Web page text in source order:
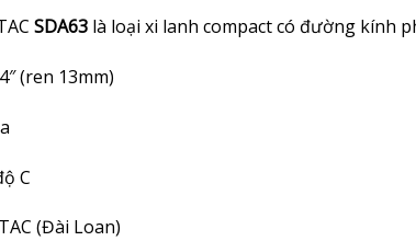
SDA63 là loại xi lanh compact có đường kính
(ren 13mm)
C
(Đài Loan)